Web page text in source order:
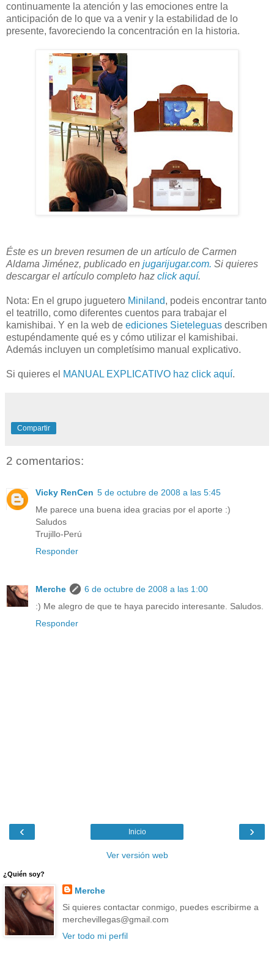
continuamente la atención y las emociones entre la
anticipación de lo que va a venir y la estabilidad de lo
presente, favoreciendo la concentración en la historia.
Éste es un breven resumen de un artículo de Carmen
Aldama Jiménez, publicado en jugarijugar.com. Si quieres
descargar el artículo completo haz click aquí.
Nota: En el grupo juguetero Miniland, podeis encontrar tanto
el teatrillo, como diferentes cuentos para trabajar el
kamishibai. Y en la web de ediciones Sieteleguas describen
estupéndamente qué es y cómo utilizar el kamishibai.
Además incluyen un completísimo manual explicativo.
Si quieres el MANUAL EXPLICATIVO haz click aquí.
Compartir
2 comentarios:
Vicky RenCen 5 de octubre de 2008 a las 5:45
Me parece una buena idea gracias por el aporte :)
Saludos
Trujillo-Perú
Responder
Merche
6 de octubre de 2008 a las 1:00
:) Me alegro de que te haya parecido interesante. Saludos.
Responder
‹ ›
Inicio
Ver versión web
¿Quién soy?
Merche
Si quieres contactar conmigo, puedes escribirme a
merchevillegas@gmail.com
Ver todo mi perfil